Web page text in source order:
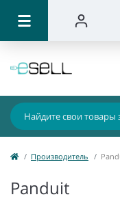
Производитель
Panduit